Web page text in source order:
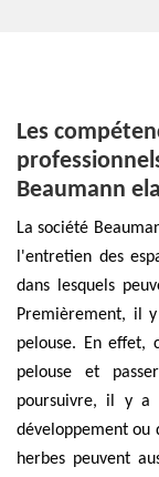
Les
Beaumann
La société
l'entretien des
dans lesquels
Premièrement, il
pelouse. En effet,
pelouse et
poursuivre, il y
développement ou
herbes peuvent